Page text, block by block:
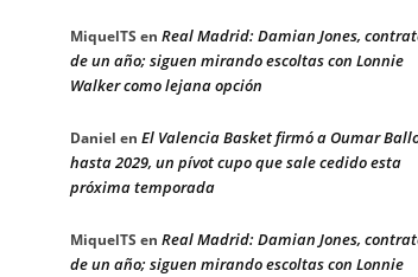
MiquelTS en Real Madrid: Damian Jones,
de un año; siguen mirando escoltas con Lonnie
Walker como lejana opción
Daniel en El Valencia Basket firmó a Oumar
hasta 2029, un pívot cupo que sale cedido esta
próxima temporada
MiquelTS en Real Madrid: Damian Jones,
de un año; siguen mirando escoltas con Lonnie